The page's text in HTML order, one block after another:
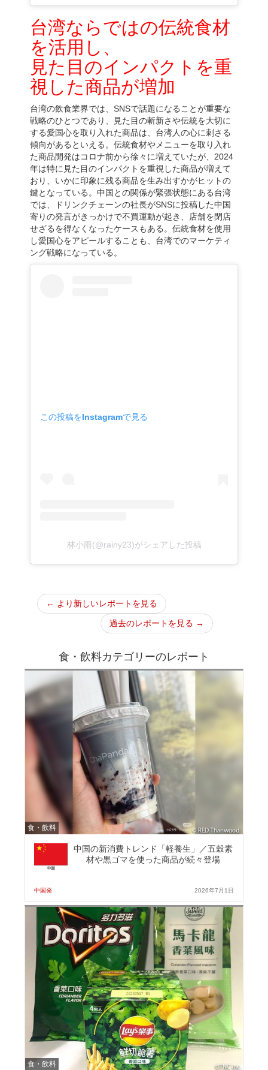
台湾ならではの伝統食材
を活用し、
見た目のインパクトを重
視した商品が増加
台湾の飲食業界では、SNSで話題になることが重要な
戦略のひとつであり、見た目の斬新さや伝統を大切に
する愛国心を取り入れた商品は、台湾人の心に刺さる
傾向があるといえる。伝統食材やメニューを取り入れ
た商品開発はコロナ前から徐々に増えていたが、2024
年は特に見た目のインパクトを重視した商品が増えて
おり、いかに印象に残る商品を生み出すかがヒットの
鍵となっている。中国との関係が緊張状態にある台湾
では、ドリンクチェーンの社長がSNSに投稿した中国
寄りの発言がきっかけで不買運動が起き、店舗を閉店
せざるを得なくなったケースもある。伝統食材を使用
し愛国心をアピールすることも、台湾でのマーケティ
ング戦略になっている。
この投稿をInstagramで見る
林小雨(@rainy23)がシェアした投稿
← より新しいレポートを見る
過去のレポートを見る →
食・飲料カテゴリーのレポート
食・飲料
中国の新消費トレンド「軽養生」／五穀素
材や黒ゴマを使った商品が続々登場
中国発 2026年7月1日
食・飲料